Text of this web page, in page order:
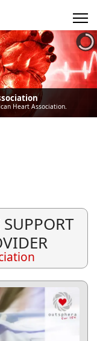
Heart Association.